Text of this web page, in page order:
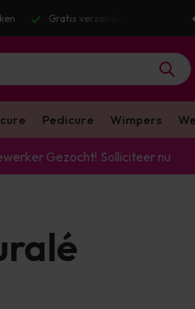
Gratis verzending v.a. €100
Pedicure Wimpers
Gezocht! Solliciteer nu